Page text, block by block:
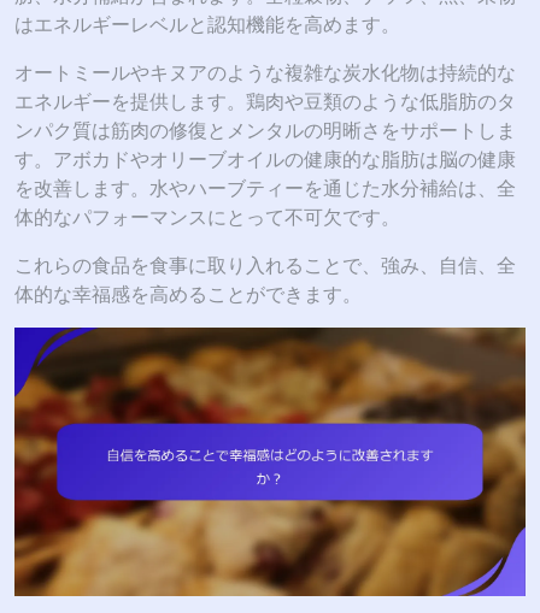
はエネルギーレベルと認知機能を高めます。
オートミールやキヌアのような複雑な炭水化物は持続的な
エネルギーを提供します。鶏肉や豆類のような低脂肪のタ
ンパク質は筋肉の修復とメンタルの明晰さをサポートしま
す。アボカドやオリーブオイルの健康的な脂肪は脳の健康
を改善します。水やハーブティーを通じた水分補給は、全
体的なパフォーマンスにとって不可欠です。
これらの食品を食事に取り入れることで、強み、自信、全
体的な幸福感を高めることができます。